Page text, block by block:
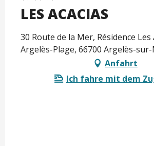
LES ACACIAS
30 Route de la Mer, Résidence Les
Argelès-Plage, 66700 Argelès-
Anfahrt
Ich fahre mit dem